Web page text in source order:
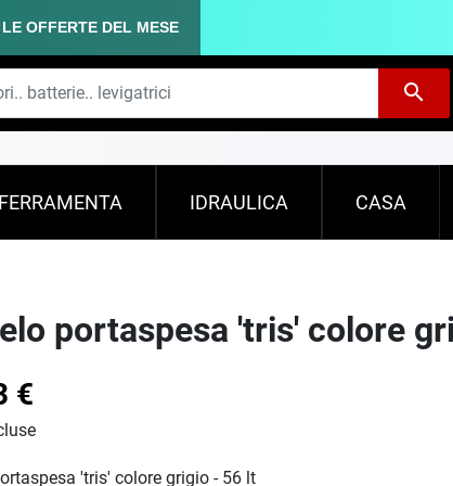
OFFERTE DEL MESE
search
FERRAMENTA IDRAULICA CASA
portaspesa 'tris' colore
€
'tris' colore grigio - 56 lt